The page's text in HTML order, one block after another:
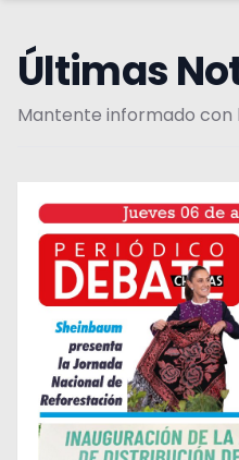
Últimas
Mantente informado con